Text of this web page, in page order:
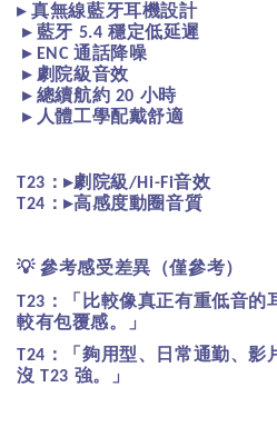
▸ 真無線藍牙耳機設計
▸ 藍牙 5.4穩定低延遲
▸ENC通話降噪
▸ 劇院級音效
▸ 總續航約 20 小時
▸ 人體工學配戴舒適
T23 ：▸劇院級/Hi-Fi音效
T24 ：▸高感度動圈音質
💡 參考感受差異（僅參考）
T23 ：
「比較像真正有重低音
較有包覆感。」
T24 ： 「夠用型、日常通勤、影
沒 T23 強。」